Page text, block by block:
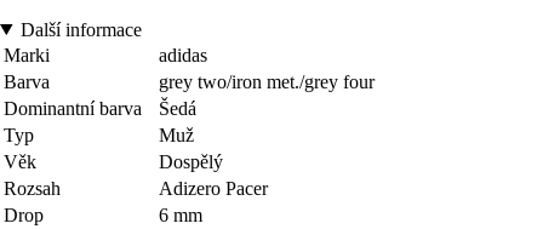
Další informace
Marki
adidas
Barva
grey two/iron met./grey four
Dominantní barva
Šedá
Typ
Muž
Věk
Dospělý
Rozsah
Adizero Pacer
Drop
6 mm